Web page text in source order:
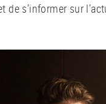
de s’informer sur